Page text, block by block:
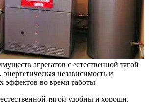
агрегатов с естественной тягой
энергетическая независимость и
эффектов во время работы
тягой удобны и хороши,